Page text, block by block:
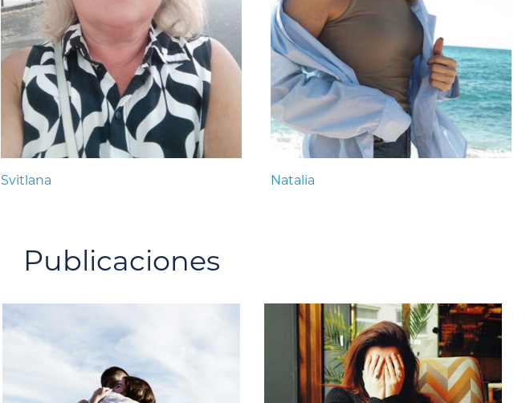
Svitlana Natalia
Publicaciones